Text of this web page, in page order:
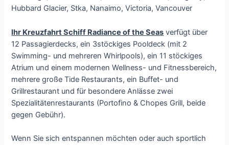
Hubbard Glacier, Stka, Nanaimo, Victoria, Vancouver
Ihr Kreuzfahrt Schiff Radiance of the Seas verfügt über
12 Passagierdecks, ein 3stöckiges Pooldeck (mit 2
Swimming- und mehreren Whirlpools), ein 11 stöckiges
Atrium und einem modernen Wellness- und Fitnessbereich,
mehrere große Tide Restaurants, ein Buffet- und
Grillrestaurant und für besondere Anlässe zwei
Spezialitätenrestaurants (Portofino & Chopes Grill, beide
gegen Gebühr).
Wenn Sie sich entspannen möchten oder auch sportlich